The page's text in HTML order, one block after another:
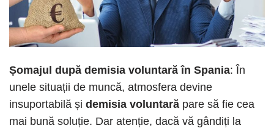
Șomajul după demisia voluntară în Spania: În
unele situații de muncă, atmosfera devine
insuportabilă și demisia voluntară pare să fie cea
mai bună soluție. Dar atenție, dacă vă gândiți la